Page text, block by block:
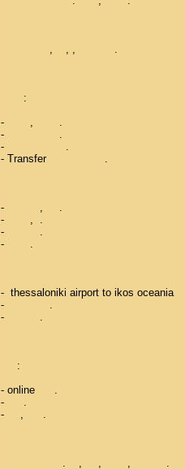
       :
-        ,        .
-                 .
-                   .
- Transfer                  .
-           ,     .
-        ,  .
-           .
-        .
-  thessaloniki airport to ikos oceania
-              .
-           .
     :
- online      .
-      .
-     ,      .